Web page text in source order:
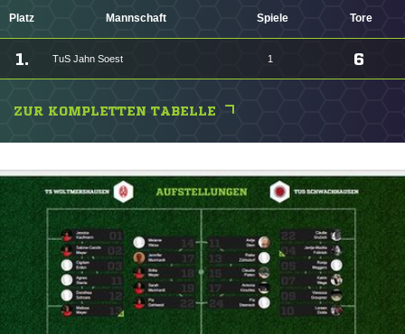
Platz Mannschaft Spiele Tore
1. TuS Jahn Soest 1 6
ZUR KOMPLETTEN TABELLE